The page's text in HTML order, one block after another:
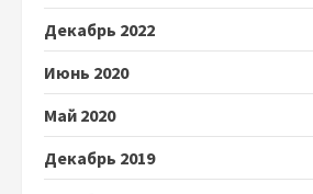
Декабрь 2022
Июнь 2020
Май 2020
Декабрь 2019